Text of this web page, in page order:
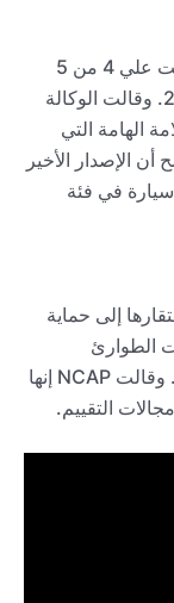
لم تختبر سيارة 2022 Opel Mokka، وحصلت علي 4 من 5
نجوم، عندما إختبرتها Euro NCAP عام 2021. وقالت الوكالة
الهامة التي
الإصدار الأخير
في فئة
افتقارها إلى حماية
الطوارئ
المستقل، بينما لا توجد وسادة هوائية مركزية. وقالت NCAP إنها
التقييم.